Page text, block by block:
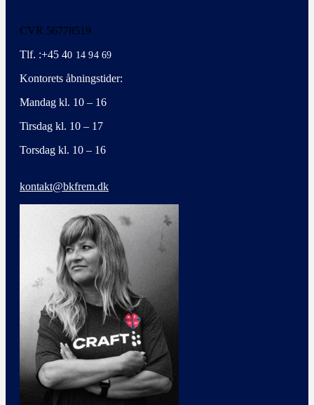
CVR 56778519
Tlf. :+45 40 14 94 69
Kontorets åbningstider:
Mandag kl. 10 – 16
Tirsdag kl. 10 – 17
Torsdag kl. 10 – 16
kontakt@bkfrem.dk